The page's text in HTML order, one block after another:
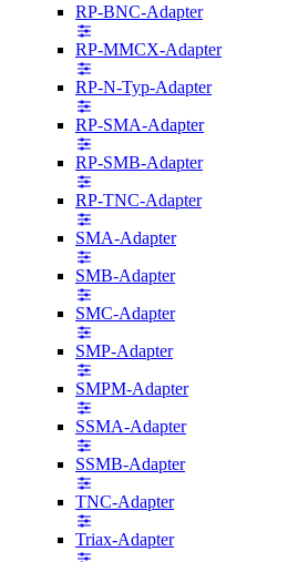
RP-BNC-Adapter
RP-MMCX-Adapter
RP-N-Typ-Adapter
RP-SMA-Adapter
RP-SMB-Adapter
RP-TNC-Adapter
SMA-Adapter
SMB-Adapter
SMC-Adapter
SMP-Adapter
SMPM-Adapter
SSMA-Adapter
SSMB-Adapter
TNC-Adapter
Triax-Adapter